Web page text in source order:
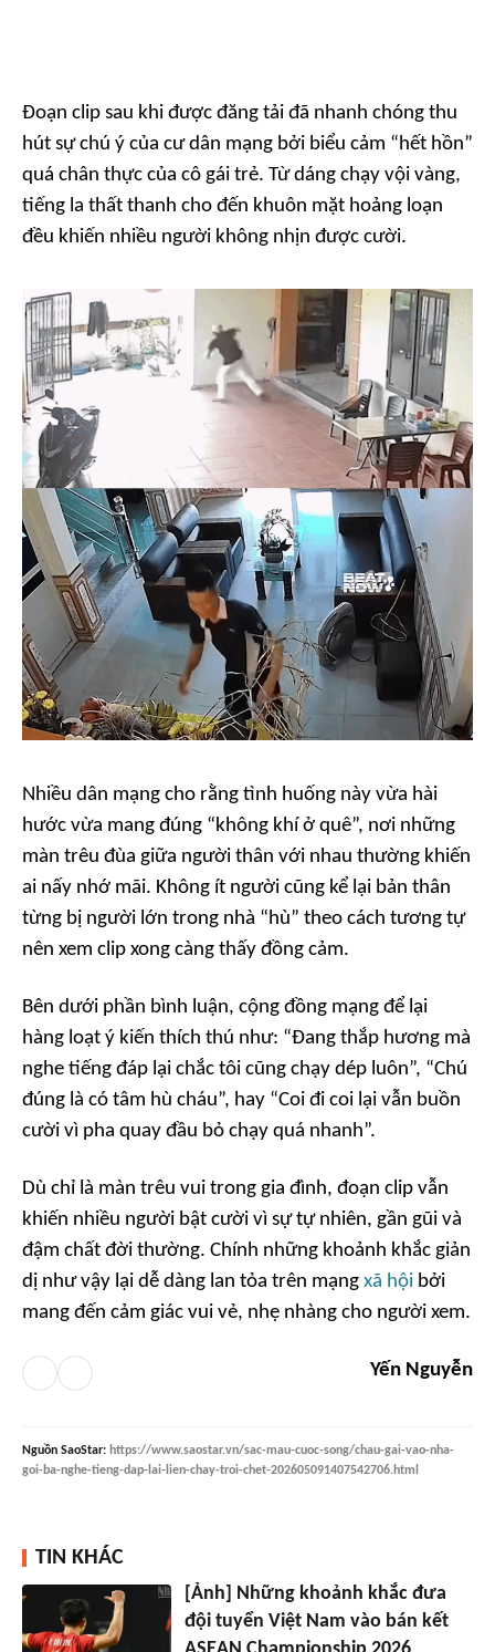
Đoạn clip sau khi được đăng tải đã nhanh chóng thu
hút sự chú ý của cư dân mạng bởi biểu cảm “hết hồn”
quá chân thực của cô gái trẻ. Từ dáng chạy vội vàng,
tiếng la thất thanh cho đến khuôn mặt hoảng loạn
đều khiến nhiều người không nhịn được cười.
Nhiều dân mạng cho rằng tình huống này vừa hài
hước vừa mang đúng “không khí ở quê”, nơi những
màn trêu đùa giữa người thân với nhau thường khiến
ai nấy nhớ mãi. Không ít người cũng kể lại bản thân
từng bị người lớn trong nhà “hù” theo cách tương tự
nên xem clip xong càng thấy đồng cảm.
Bên dưới phần bình luận, cộng đồng mạng để lại
hàng loạt ý kiến thích thú như: “Đang thắp hương mà
nghe tiếng đáp lại chắc tôi cũng chạy dép luôn”, “Chú
đúng là có tâm hù cháu”, hay “Coi đi coi lại vẫn buồn
cười vì pha quay đầu bỏ chạy quá nhanh”.
Dù chỉ là màn trêu vui trong gia đình, đoạn clip vẫn
khiến nhiều người bật cười vì sự tự nhiên, gần gũi và
đậm chất đời thường. Chính những khoảnh khắc giản
dị như vậy lại dễ dàng lan tỏa trên mạng xã hội bởi
mang đến cảm giác vui vẻ, nhẹ nhàng cho người xem.
Yến Nguyễn
Nguồn SaoStar: https://www.saostar.vn/sac-mau-cuoc-song/chau-gai-vao-nha-
goi-ba-nghe-tieng-dap-lai-lien-chay-troi-chet-202605091407542706.html
TIN KHÁC
[Ảnh] Những khoảnh khắc đưa
đội tuyển Việt Nam vào bán kết